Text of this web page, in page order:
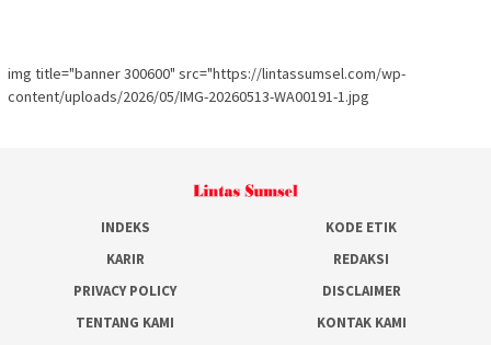
img title="banner 300600" src="https://lintassumsel.com/wp-
content/uploads/2026/05/IMG-20260513-WA00191-1.jpg
INDEKS
KODE ETIK
KARIR
REDAKSI
PRIVACY POLICY
DISCLAIMER
TENTANG KAMI
KONTAK KAMI